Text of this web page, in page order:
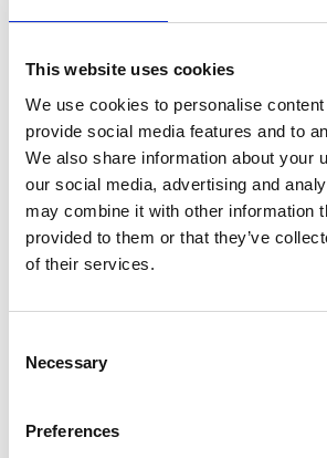
This website uses cookies
We use cookies to personalise
provide social media features and to
We also share information about your
our social media, advertising and
may combine it with other information
provided to them or that they’ve
of their services.
Selection
Necessary
Preferences
Torsdag 5 desember kl.14.00
Kammerkonsert tre
Det er ikke ofte en hører musikk
Det får du på denne konserten!
inspirert av dansemusikk fra
Alfi Kabiljo: In the garden of the Clown
Béla Bartók: Romanian Folk